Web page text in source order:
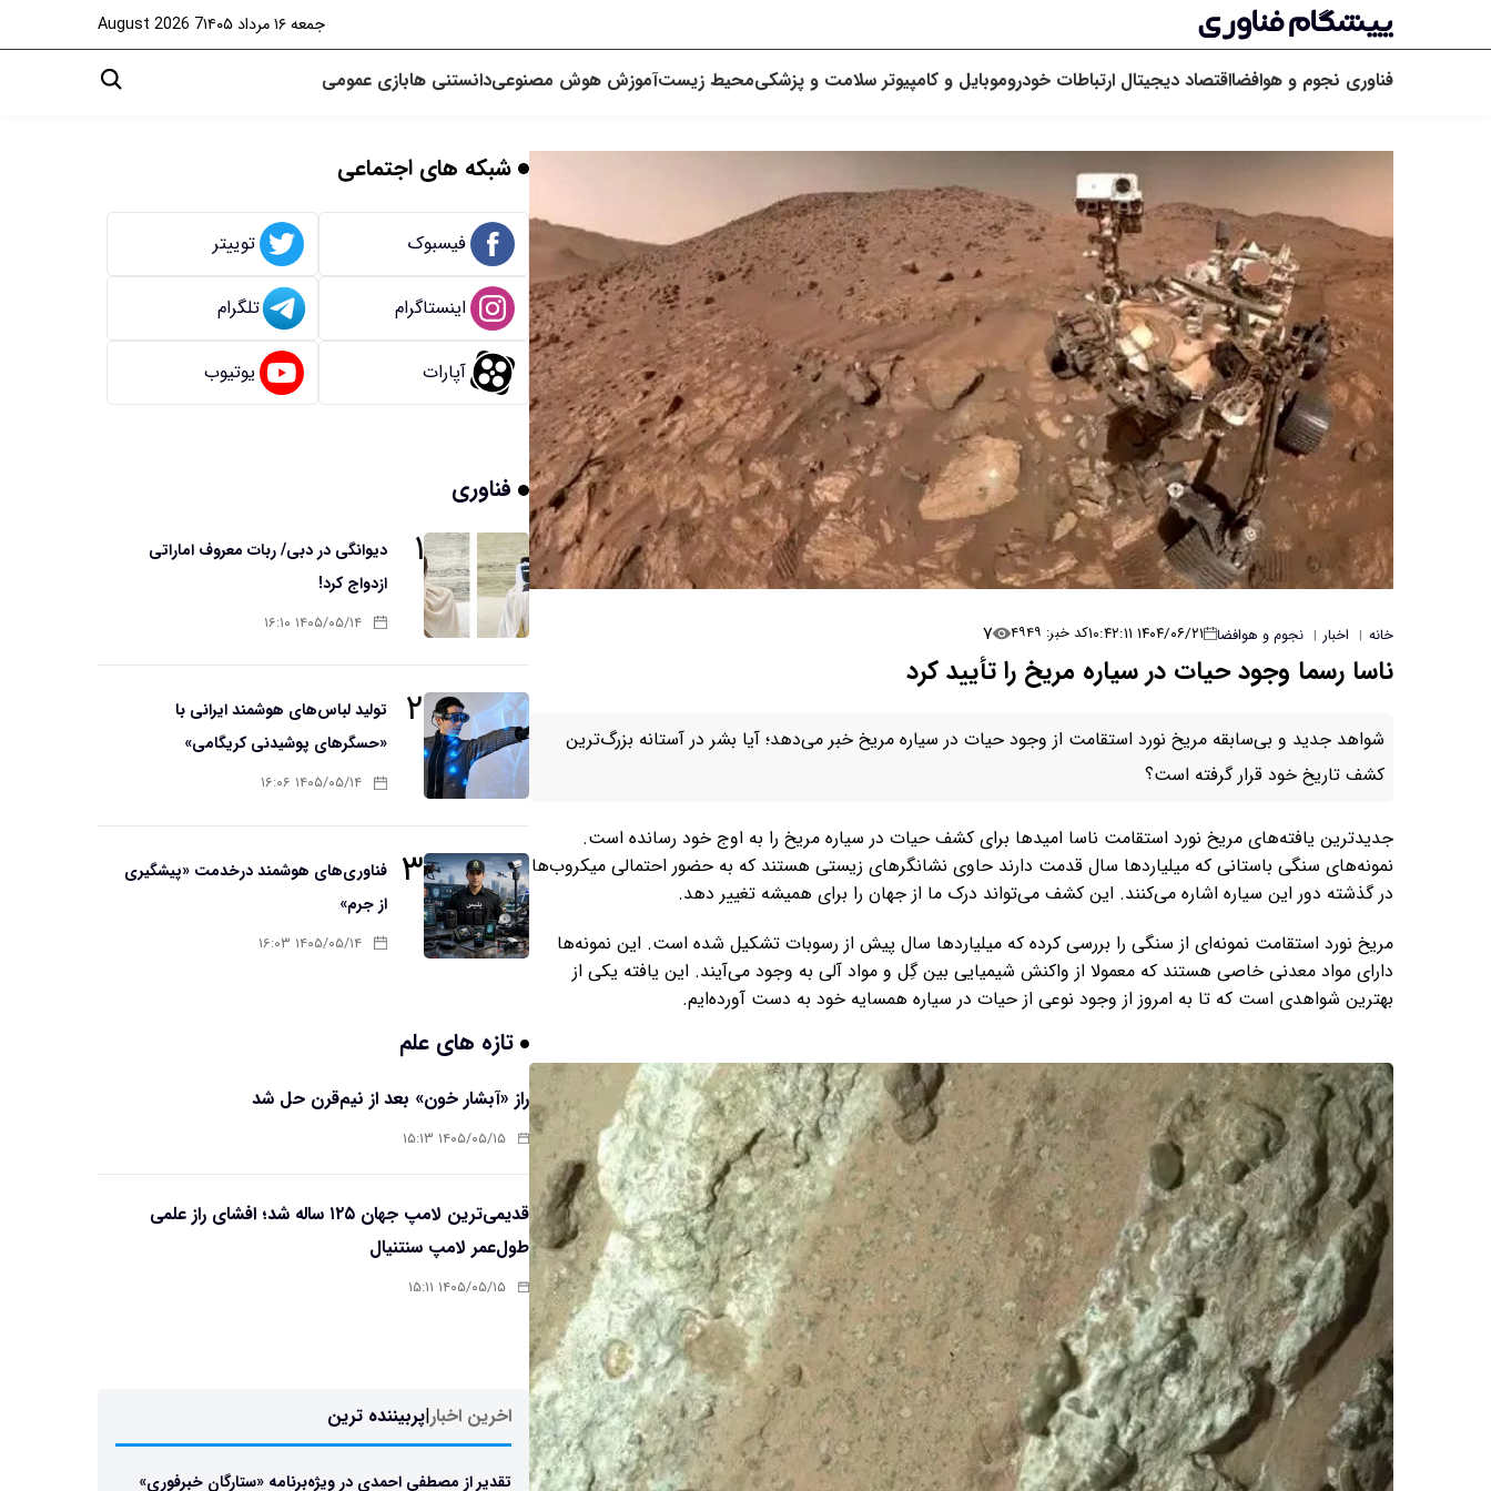
جمعه ۱۶ مرداد ۱۴۰۵ 7 August 2026
فناوری نجوم و هوافضااقتصاد دیجیتال ارتباطات خودروموبایل و کامپیوتر سلامت و پزشکیمحیط زیستآموزش هوش مصنوعیدانستنی هابازی عمومی
خانه | اخبار | نجوم و هوافضا ۱۴۰۴/۰۶/۲۱ ۱۰:۴۲:۱۱ کد خبر: ۴۹۴۹ ۷
ناسا رسما وجود حیات در سیاره مریخ را تأیید کرد
شواهد جدید و بی‌سابقه مریخ نورد استقامت از وجود حیات در سیاره مریخ خبر می‌دهد؛ آیا بشر در آستانه بزرگ‌ترین
کشف تاریخ خود قرار گرفته است؟
جدیدترین یافته‌های مریخ نورد استقامت ناسا امیدها برای کشف حیات در سیاره مریخ را به اوج خود رسانده است.
نمونه‌های سنگی باستانی که میلیاردها سال قدمت دارند حاوی نشانگرهای زیستی هستند که به حضور احتمالی میکروب‌ها
در گذشته دور این سیاره اشاره می‌کنند. این کشف می‌تواند درک ما از جهان را برای همیشه تغییر دهد.
مریخ نورد استقامت نمونه‌ای از سنگی را بررسی کرده که میلیاردها سال پیش از رسوبات تشکیل شده است. این نمونه‌ها
دارای مواد معدنی خاصی هستند که معمولا از واکنش شیمیایی بین گِل و مواد آلی به وجود می‌آیند. این یافته یکی از
بهترین شواهدی است که تا به امروز از وجود نوعی از حیات در سیاره همسایه خود به دست آورده‌ایم.
شبکه های اجتماعی
فیسبوک توییتر
اینستاگرام تلگرام
آپارات یوتیوب
فناوری
۱
دیوانگی در دبی/ ربات معروف اماراتی
ازدواج کرد!
۱۴۰۵/۰۵/۱۴ ۱۶:۱۰
۲
تولید لباس‌های هوشمند ایرانی با
«حسگرهای پوشیدنی کریگامی»
۱۴۰۵/۰۵/۱۴ ۱۶:۰۶
۳ فناوری‌های هوشمند درخدمت «پیشگیری
از جرم»
۱۴۰۵/۰۵/۱۴ ۱۶:۰۳
تازه های علم
راز «آبشار خون» بعد از نیم‌قرن حل شد
۱۴۰۵/۰۵/۱۵ ۱۵:۱۳
قدیمی‌ترین لامپ جهان ۱۲۵ ساله شد؛ افشای راز علمی
طول‌عمر لامپ سنتنیال
۱۴۰۵/۰۵/۱۵ ۱۵:۱۱
اخرین اخبار|پربیننده ترین
تقدیر از مصطفی احمدی در ویژه‌برنامه «ستارگان خبرفوری»